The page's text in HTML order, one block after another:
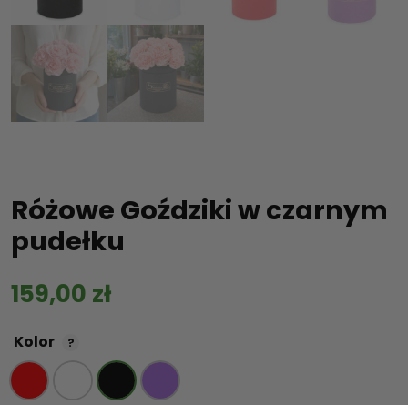
Różowe Goździki w czarnym
pudełku
159,00 zł
Kolor ?